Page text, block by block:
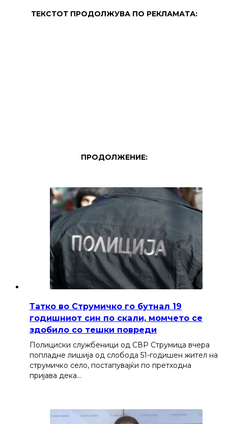
ТЕКСТОТ ПРОДОЛЖУВА ПО РЕКЛАМАТА:
ПРОДОЛЖЕНИЕ:
Татко во Струмичко го бутнал 19
годишниот син по скали, момчето се
здобило со тешки повреди
Полициски службеници од СВР Струмица вчера
попладне лишија од слобода 51-годишен жител на
струмичко село, постапувајќи по претходна
пријава дека…